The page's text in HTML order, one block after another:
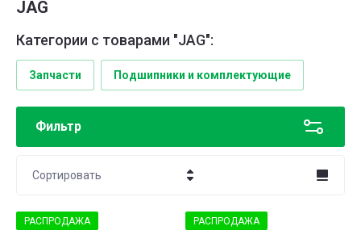
JAG
Категории с товарами "JAG":
Запчасти Подшипники и комплектующие
Фильтр
Сортировать
РАСПРОДАЖА РАСПРОДАЖА